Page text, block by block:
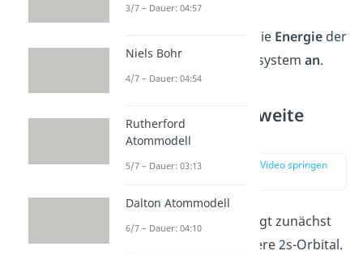
die Energieder
Orbitale im Periodensystem an.
Orbitalmodell zweite
Periode
zur Stelle im Video springen
Auf das 1s-Orbital folgt zunächst
das energetisch höhere 2s-Orbital.
3/7 – Dauer: 04:57
Niels Bohr
4/7 – Dauer: 04:54
Rutherford
Atommodell
5/7 – Dauer: 03:13
Dalton Atommodell
6/7 – Dauer: 04:10